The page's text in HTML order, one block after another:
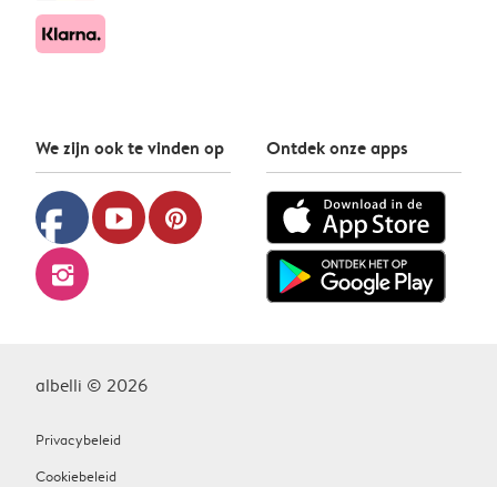
We zijn ook te vinden op
facebook youtube pinterest
instagram
Ontdek onze apps
albelli © 2026
Privacybeleid
Cookiebeleid